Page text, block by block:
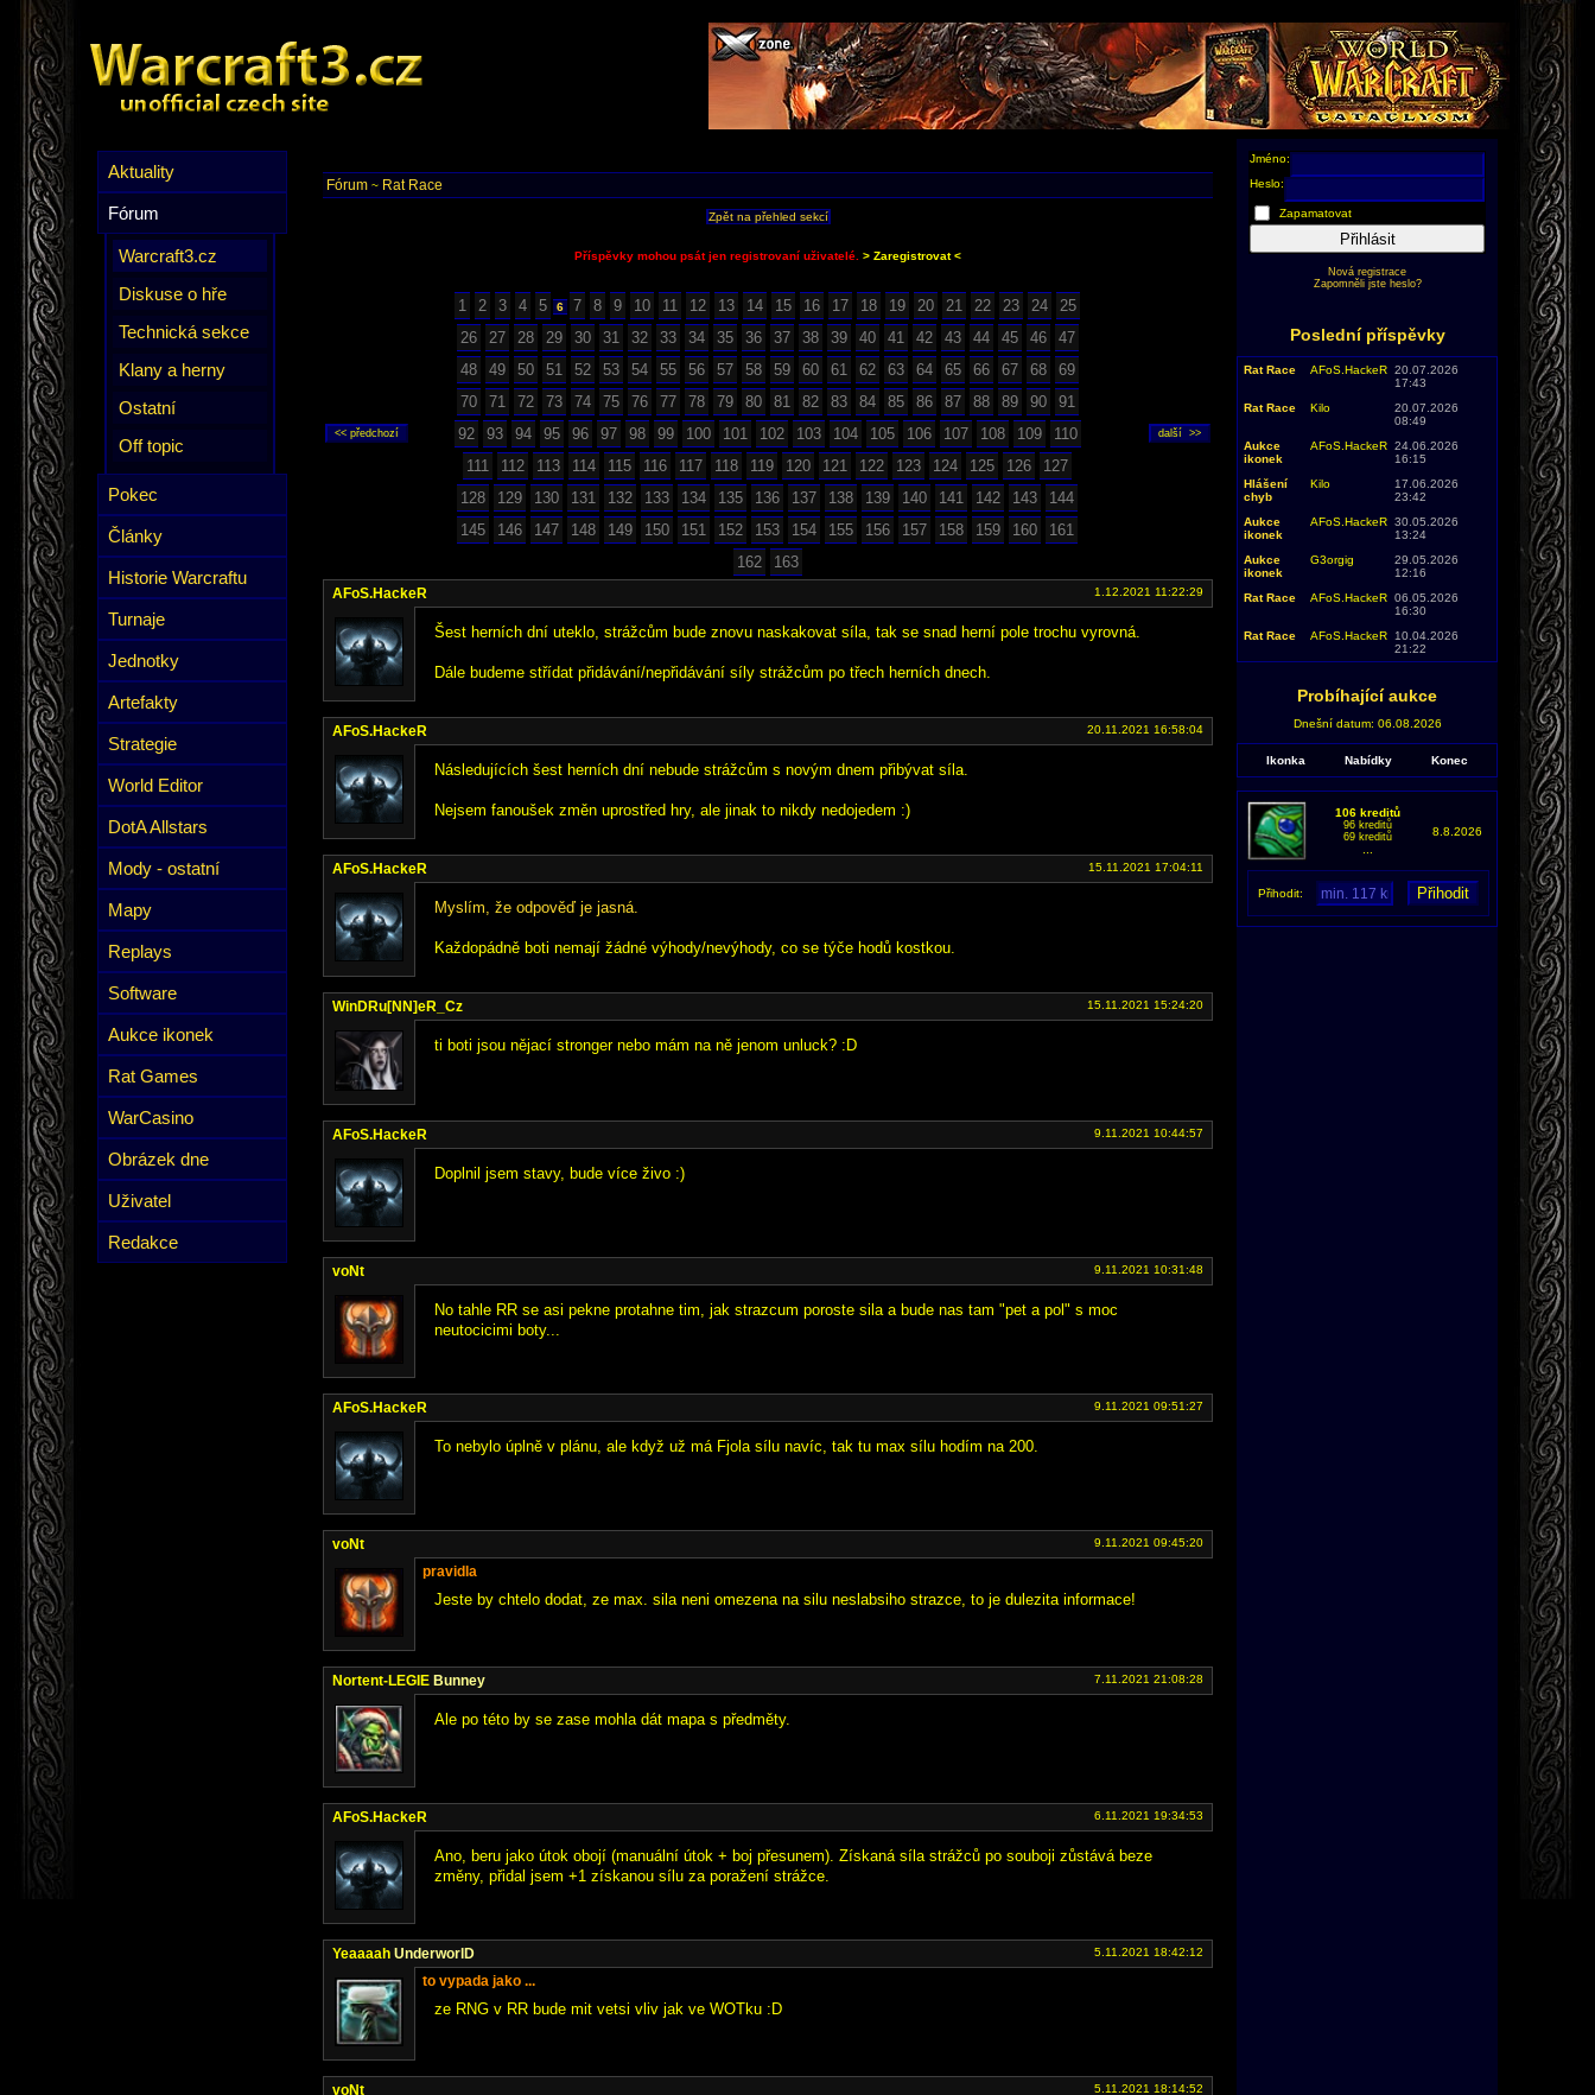
Aktuality
Fórum
Warcraft3.cz
Diskuse o hře
Technická sekce
Klany a herny
Ostatní
Off topic
Pokec
Články
Historie Warcraftu
Turnaje
Jednotky
Artefakty
Strategie
World Editor
DotA Allstars
Mody - ostatní
Mapy
Replays
Software
Aukce ikonek
Rat Games
WarCasino
Obrázek dne
Uživatel
Redakce
Fórum ~ Rat Race
Zpět na přehled sekcí
Příspěvky mohou psát jen registrovaní uživatelé. > Zaregistrovat <
1 2 3 4 5 6 7 8 9 10 11 12 13 14 15 16 17 18 19 20 21 22 23 24
25
26
27 28 29 30 31 32 33 34 35 36 37 38 39 40 41 42 43 44 45 46
47
48
49 50 51 52 53 54 55 56 57 58 59 60 61 62 63 64 65 66 67 68
69
70
71 72 73 74 75 76 77 78 79 80 81 82 83 84 85 86 87 88 89 90
91
92
93 94 95 96 97 98 99 100 101 102 103 104 105 106 107 108 109
110
111
112 113 114 115 116 117 118 119 120 121 122 123 124 125 126
127
128
129 130 131 132 133 134 135 136 137 138 139 140 141 142 143
144
145
146 147 148 149 150 151 152 153 154 155 156 157 158 159 160
161
162
163
AFoS.HackeR 1.12.2021 11:22:29
Šest herních dní uteklo, strážcům bude znovu naskakovat síla, tak se snad herní pole trochu vyrovná.
Dále budeme střídat přidávání/nepřidávání síly strážcům po třech herních dnech.
AFoS.HackeR 20.11.2021 16:58:04
Následujících šest herních dní nebude strážcům s novým dnem přibývat síla.
Nejsem fanoušek změn uprostřed hry, ale jinak to nikdy nedojedem :)
AFoS.HackeR 15.11.2021 17:04:11
Myslím, že odpověď je jasná.
Každopádně boti nemají žádné výhody/nevýhody, co se týče hodů kostkou.
WinDRu[NN]eR_Cz 15.11.2021 15:24:20
ti boti jsou nějací stronger nebo mám na ně jenom unluck? :D
AFoS.HackeR 9.11.2021 10:44:57
Doplnil jsem stavy, bude více živo :)
voNt 9.11.2021 10:31:48
No tahle RR se asi pekne protahne tim, jak strazcum poroste sila a bude nas tam "pet a pol" s moc
neutocicimi boty...
AFoS.HackeR 9.11.2021 09:51:27
To nebylo úplně v plánu, ale když už má Fjola sílu navíc, tak tu max sílu hodím na 200.
voNt 9.11.2021 09:45:20
pravidla
Jeste by chtelo dodat, ze max. sila neni omezena na silu neslabsiho strazce, to je dulezita informace!
Nortent-LEGIE Bunney 7.11.2021 21:08:28
Ale po této by se zase mohla dát mapa s předměty.
AFoS.HackeR 6.11.2021 19:34:53
Ano, beru jako útok obojí (manuální útok + boj přesunem). Získaná síla strážců po souboji zůstává beze
změny, přidal jsem +1 získanou sílu za poražení strážce.
Yeaaaah UnderworlD 5.11.2021 18:42:12
to vypada jako ...
ze RNG v RR bude mit vetsi vliv jak ve WOTku :D
voNt 5.11.2021 18:14:52
Jméno:
Heslo:
Zapamatovat
Přihlásit
Nová registrace
Zapomněli jste heslo?
Poslední příspěvky
Rat Race AFoS.HackeR 20.07.2026
17:43
Rat Race
Kilo
20.07.2026
08:49
Aukce
ikonek
AFoS.HackeR 24.06.2026
16:15
Hlášení
chyb
Kilo
17.06.2026
23:42
Aukce
ikonek
AFoS.HackeR 30.05.2026
13:24
Aukce
ikonek
G3orgig
29.05.2026
12:16
Rat Race
AFoS.HackeR 06.05.2026
16:30
Rat Race
AFoS.HackeR
10.04.2026
21:22
Probíhající aukce
Dnešní datum: 06.08.2026
Ikonka Nabídky Konec
106 kreditů
96 kreditů
69 kreditů
8.8.2026
Přihodit: